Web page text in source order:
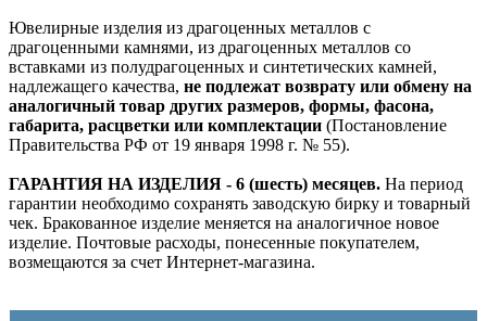
Ювелирные изделия из драгоценных металлов с
драгоценными камнями, из драгоценных металлов со
вставками из полудрагоценных и синтетических камней,
надлежащего качества, не подлежат возврату или обмену на
аналогичный товар других размеров, формы, фасона,
габарита, расцветки или комплектации (Постановление
Правительства РФ от 19 января 1998 г. № 55).
ГАРАНТИЯ НА ИЗДЕЛИЯ - 6 (шесть) месяцев. На период
гарантии необходимо сохранять заводскую бирку и товарный
чек. Бракованное изделие меняется на аналогичное новое
изделие. Почтовые расходы, понесенные покупателем,
возмещаются за счет Интернет-магазина.